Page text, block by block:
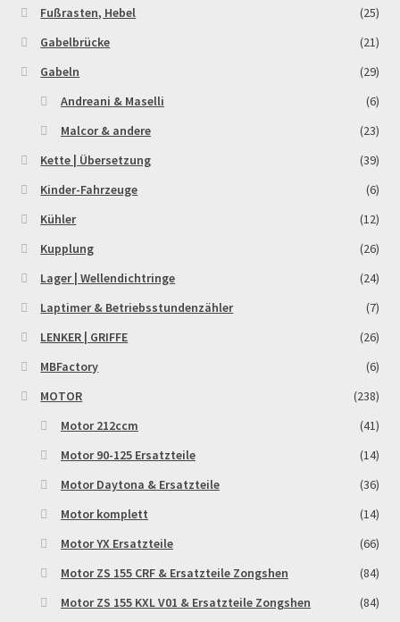
Fußrasten, Hebel
(25)
Gabelbrücke
(21)
Gabeln
(29)
Andreani & Maselli
(6)
Malcor & andere
(23)
Kette | Übersetzung
(39)
Kinder-Fahrzeuge
(6)
Kühler
(12)
Kupplung
(26)
Lager | Wellendichtringe
(24)
Laptimer & Betriebsstundenzähler
(7)
LENKER | GRIFFE
(26)
MBFactory
(6)
MOTOR
(238)
Motor 212ccm
(41)
Motor 90-125 Ersatzteile
(14)
Motor Daytona & Ersatzteile
(36)
Motor komplett
(14)
Motor YX Ersatzteile
(66)
Motor ZS 155 CRF & Ersatzteile Zongshen
(84)
Motor ZS 155 KXL V01 & Ersatzteile Zongshen
(84)